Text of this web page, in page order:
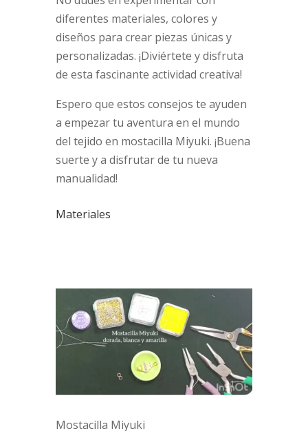
diferentes materiales, colores y
diseños para crear piezas únicas y
personalizadas. ¡Diviértete y disfruta
de esta fascinante actividad creativa!
Espero que estos consejos te ayuden
a empezar tu aventura en el mundo
del tejido en mostacilla Miyuki. ¡Buena
suerte y a disfrutar de tu nueva
manualidad!
Materiales
Mostacilla Miyuki